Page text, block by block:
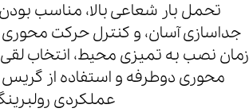
تحمل بار شعاعی بالا، مناسب
جداسازی آسان، و کنترل حرکت محوری
زمان نصب به تمیزی محیط، انتخاب لقی
محوری دوطرفه و استفاده از گریس
عملکردی